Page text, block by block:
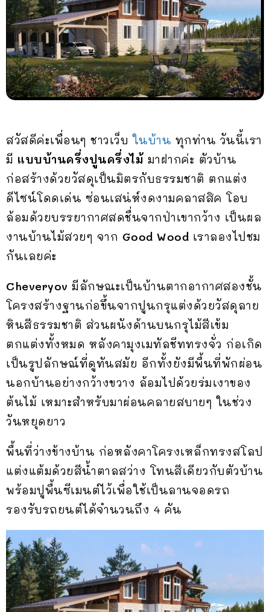
สวัสดีค่ะเพื่อนๆ ชาวเว็บในบ้าน ทุกท่าน วันนี้เรา
มี แบบบ้านครึ่งปูนครึ่งไม้ มาฝากค่ะ ตัวบ้าน
ก่อสร้างด้วยวัสดุเป็นมิตรกับธรรมชาติ ตกแต่ง
ดีไซน์โดดเด่น ซ่อนเสน่ห์งดงามคลาสสิค โอบ
ล้อมด้วยบรรยากาศสดชื่นจากป่าเขากว้าง เป็นผล
งานบ้านไม้สวยๆ จาก Good Wood เราลองไปชม
กันเลยค่ะ
Cheveryov มีลักษณะเป็นบ้านตากอากาศสองชั้น
โครงสร้างฐานก่อขึ้นจากปูนกรุแต่งด้วยวัสดุลาย
หินสีธรรมชาติ ส่วนผนังด้านบนกรุไม้สีเข้ม
ตกแต่งทั้งหมด หลังคามุงเมทัลชีททรงจั่ว ก่อเกิด
เป็นรูปลักษณ์ที่ดูทันสมัย อีกทั้งยังมีพื้นที่พักผ่อน
นอกบ้านอย่างกว้างขวาง ล้อมไปด้วยร่มเงาของ
ต้นไม้ เหมาะสำหรับมาผ่อนคลายสบายๆ ในช่วง
วันหยุดยาว
พื้นที่ว่างข้างบ้าน ก่อหลังคาโครงเหล็กทรงสโลป
แต่งแต้มด้วยสีน้ำตาลสว่าง โทนสีเดียวกับตัวบ้าน
พร้อมปูพื้นซีเมนต์ไว้เพื่อใช้เป็นลานจอดรถ
รองรับรถยนต์ได้จำนวนถึง 4 คัน